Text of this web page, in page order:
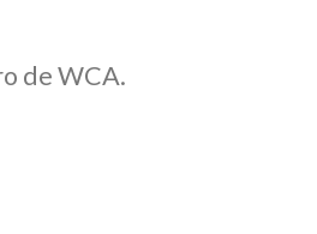
de WCA.